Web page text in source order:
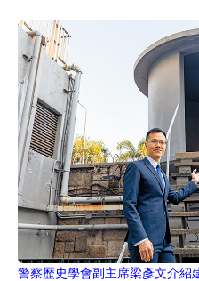
警察歷史學會副主席梁彥文介紹